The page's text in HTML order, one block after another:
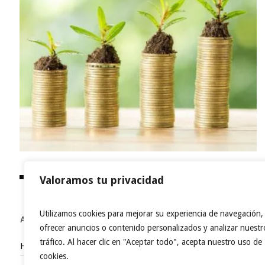
Valoramos tu privacidad
Utilizamos cookies para mejorar su experiencia de navegación,
ofrecer anuncios o contenido personalizados y analizar
tráfico. Al hacer clic en "Aceptar todo", acepta nuestro uso de
cookies.
ACCESOS DIRECTOS
Home